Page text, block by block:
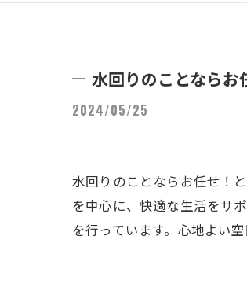
水回りのことならお
2024/05/25
水回りのことならお任せ！
を中心に、快適な生活をサ
を行っています。心地よい